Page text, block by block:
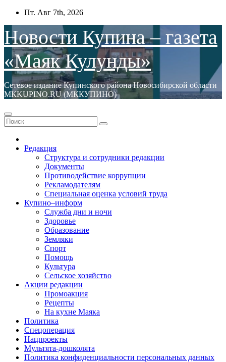
Перейти
содержимому
Пт. Авг 7th, 2026
Новости Купина – газета
«Маяк Кулунды»
Сетевое издание Купинского района Новосибирской области
МКKUPINO.RU (МККУПИНО)
Редакция
Структура и сотрудники редакции
Документы
Противодействие коррупции
Рекламодателям
Специальная оценка условий труда
Купино–информ
Служба дни и ночи
Здоровье
Образование
Земляки
Спорт
Помощь
Культура
Сельское хозяйство
Акции редакции
Промоакция
Рецепты
На кухне Маяка
Политика
Спецоперация
Нацпроекты
Мультята-дошколята
Политика конфиденциальности персональных данных